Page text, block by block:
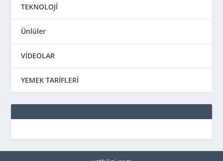
TEKNOLOJİ
Ünlüler
VİDEOLAR
YEMEK TARİFLERİ